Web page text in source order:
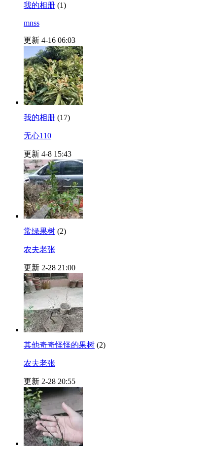
我的相册 (1)
mnss
更新 4-16 06:03
我的相册 (17)
无心110
更新 4-8 15:43
常绿果树 (2)
农夫老张
更新 2-28 21:00
其他奇奇怪怪的果树 (2)
农夫老张
更新 2-28 20:55